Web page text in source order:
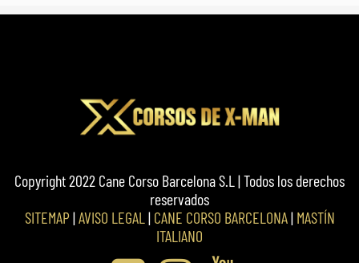
Copyright 2022 Cane Corso Barcelona S.L | Todos los derechos
reservados
SITEMAP|AVISO LEGAL | CANE CORSO BARCELONA| MASTÍN
ITALIANO